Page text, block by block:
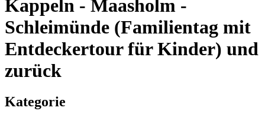
Kappeln - Maasholm -
Schleimünde (Familientag mit
Entdeckertour für Kinder) und
zurück
Kategorie